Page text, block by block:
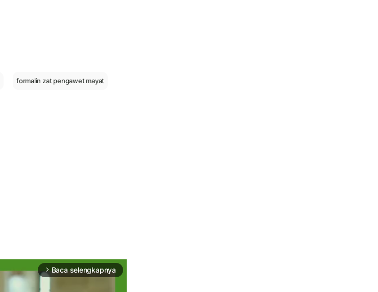
formalin zat pengawet mayat
arrow_forward_ios Baca selengkapnya